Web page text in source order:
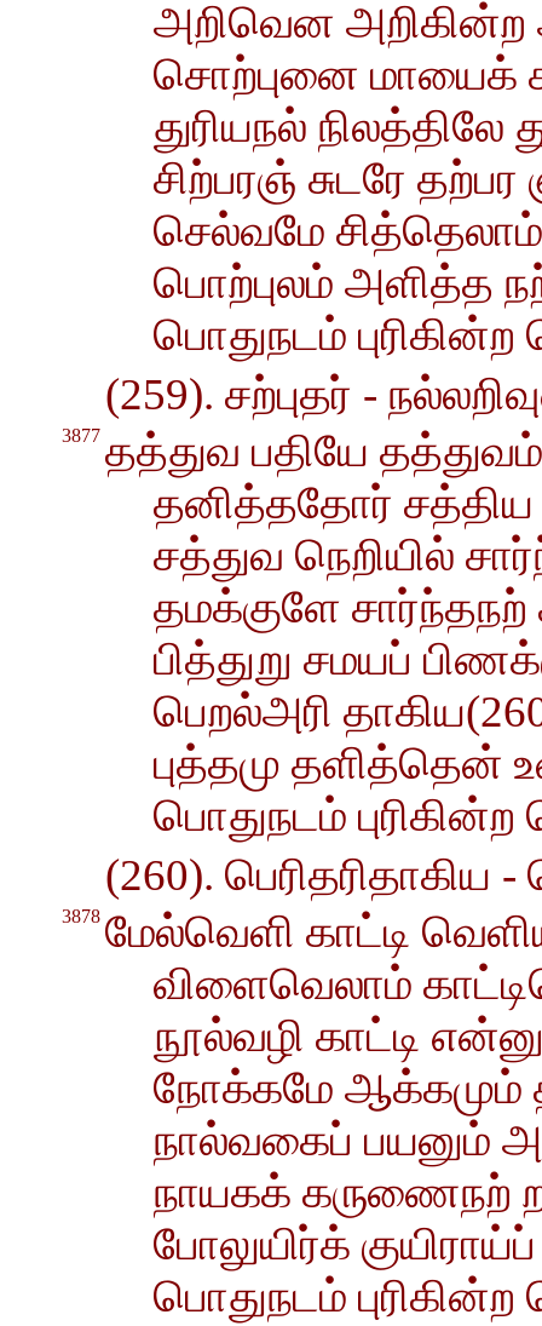
அறிவென அறிகின்ற
சொற்புனை மாயைக்
துரியநல் நிலத்திலே
சிற்பரஞ் சுடரே
செல்வமே சித்தெலாம்
பொற்புலம் அளித்த
பொதுநடம்
(259). சற்புதர் -
3877 தத்துவ பதியே
தனித்ததோர் சத்திய
சத்துவ நெறியில்
தமக்குளே சார்ந்தநற்
பித்துறு சமயப்
பெறல்அரி
புத்தமு தளித்தென்
பொதுநடம்
(260). பெரிதரிதாகிய -
3878 மேல்வெளி காட்டி
விளைவெலாம்
நூல்வழி காட்டி
நோக்கமே ஆக்கமும்
நால்வகைப் பயனும்
நாயகக் கருணைநற்
போலுயிர்க்
பொதுநடம்